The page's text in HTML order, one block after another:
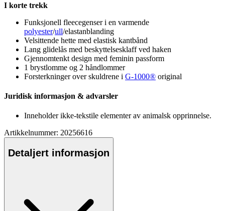
I korte trekk
Funksjonell fleecegenser i en varmende
polyester/ull/elastanblanding
Velsittende hette med elastisk kantbånd
Lang glidelås med beskyttelsesklaff ved haken
Gjennomtenkt design med feminin passform
1 brystlomme og 2 håndlommer
Forsterkninger over skuldrene i G-1000® original
Juridisk informasjon & advarsler
Inneholder ikke-tekstile elementer av animalsk opprinnelse.
Artikkelnummer: 20256616
Detaljert informasjon